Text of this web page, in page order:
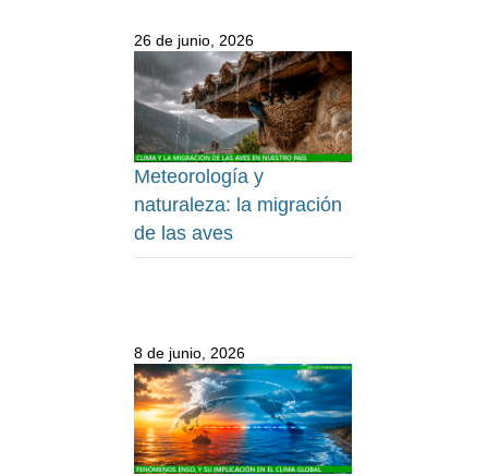
26 de junio, 2026
Meteorología y
naturaleza: la migración
de las aves
8 de junio, 2026